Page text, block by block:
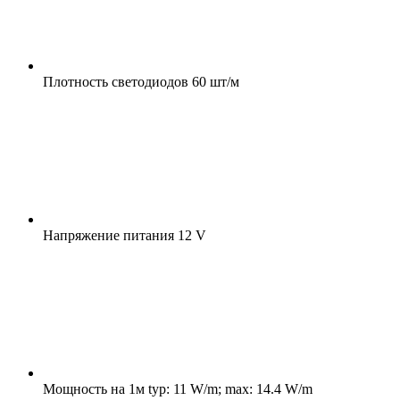
Плотность светодиодов 60 шт/м
Напряжение питания 12 V
Мощность на 1м typ: 11 W/m; max: 14.4 W/m